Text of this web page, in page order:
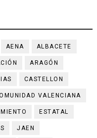
AENA ALBACETE
ARAGÓN
CASTELLON
VALENCIANA
ESTATAL
JAEN